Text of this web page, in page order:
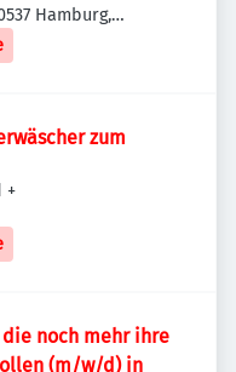
Hamburg,
zum
+
noch mehr ihre
(m/w/d) in